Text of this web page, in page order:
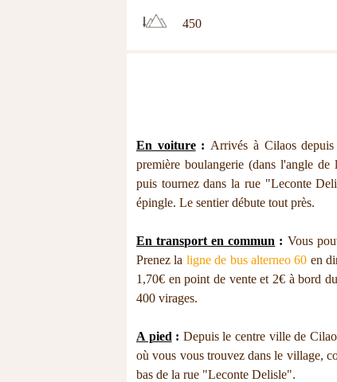
450
En voiture: Arrivés à Cilaos
première boulangerie (dans l'angle
puis tournez dans la rue "Leconte
épingle. Le sentier débute tout près.
En transport en commun : Vous
Prenez la ligne de bus alterneo 60 en
1,70€ en point de vente et 2€ à bord
400 virages.
A pied : Depuis le centre ville de
où vous vous trouvez dans le village,
bas de la rue "Leconte Delisle".